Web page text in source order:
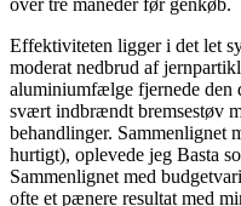
Effektiviteten ligger i det let
moderat nedbrud af
aluminiumfælge fjernede den
svært indbrændt bremsestøv
behandlinger. Sammenlignet
hurtigt), oplevede jeg Basta
Sammenlignet med
ofte et pænere resultat med